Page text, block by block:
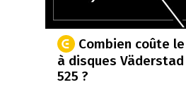
Combien coûte
à disques
525 ?